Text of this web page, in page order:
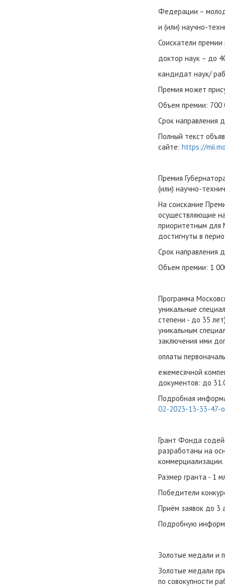
Федерации –
и (или) научно-
Соискатели
доктор наук – до
кандидат наук/
Премия может
Объем премии: 700
Срок направления
Полный текст
сайте: https://
Премия
(или) научно-
На соискание
осуществляющие
приоритетным для
достигнуты в
Срок направления
Объем премии: 1
Программа
уникальные
степени - до 35
уникальным
заключения ими
оплаты
ежемесячной
документов: до
Подробная
02-2023-13-33-47-
Грант Фонда
разработаны на
коммерциализации.
Размер гранта - 1
Победители
Приём заявок до 3
Подробную
Золотые медали и
Золотые медали
по совокупности